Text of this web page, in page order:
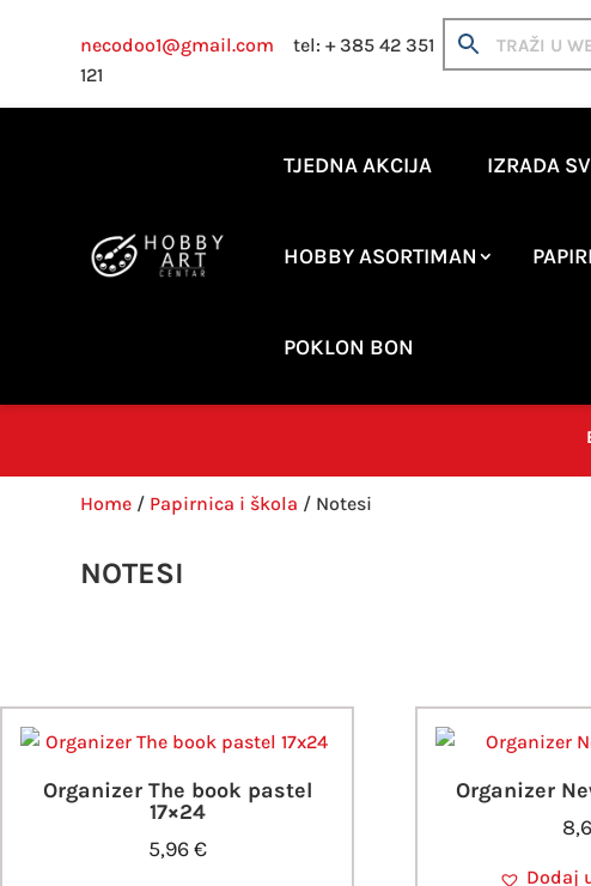
necodoo1@gmail.com tel: + 385 42 351
121
TJEDNA AKCIJA IZRADA
HOBBY ASORTIMAN
POKLON BON
Home / Papirnica i škola / Notesi
NOTESI
Organizer The book pastel
17×24
5,96€
Organizer
Dodaj